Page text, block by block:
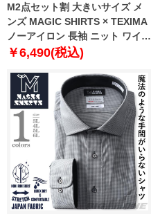
M2点セット割 大きいサイズ メ
ンズ MAGIC SHIRTS × TEXIMA
ノーアイロン 長袖 ニット ワイシ
ャツ ボタンダウン 吸水速乾 スト
229003bd
￥6,490(税込)